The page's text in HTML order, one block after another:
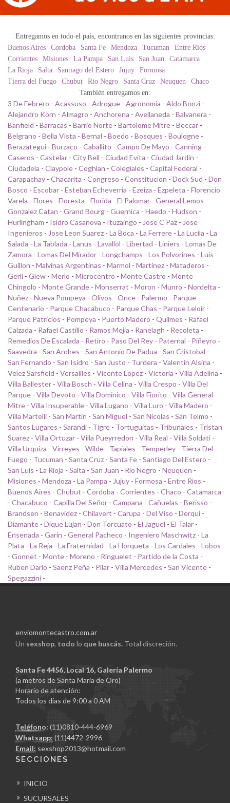
Entregamos en todo el país, encontranos en las siguientes provincias:
Buenos Aires
Cordoba Santa Fe Mendoza Tucuman
Entre Rios
Corrientes
Misiones La Pampa San Luis San Juan
Catamarca
La Rioja
Salta Santiago del Estero Jujuy
Formosa
Tierra del Fuego
Chubut Rio Negro Santa Cruz Neuquen
Chaco
También entregamos en:
3 De Febrero - Acassuso - Adrogue - Agronomia - Aldo Bonzi -
Alejandro Korn - Almagro - Anchorena - Avellaneda - Balvanera -
Banfield - Barracas - Barrio Norte - Bartolome Mitre - Beccar -
Belgrano - Bella Vista - Bernal - Boedo - Bosques - Boulogne -
Berazategui - Burzaco - Caballito - Campo De Mayo - Canning -
Caseros - Castelar - City Bell - Ciudad Evita - Ciudad Jardin -
Ciudadela - Claypole - Coghlan - Colegiales - Capital Federal -
Carapachay - Chacarita - Congreso - Constitucion - Dock Sud - Don
Bosco - Escobar - Esteban Echeverria - Ezeiza - Ezpeleta - Florencio
Varela - Flores - Floresta - Florida - El Palomar - General Lemos -
Gonzalez Catan - Grand Bourg - Guernica - Haedo - Hudson -
Hurlingham - Isidro Casanova - Ituzaingo - Jose C Paz - Jose
Ingenieros - Jose Leon Suarez - La Boca - La Ferrere - La Lucila - La
Salada - La Tablada - Lanus - Lavallol - Libertad - Liniers - Lomas De
Zamora - Lomas Del Mirador - Longchamps - Los Polvorines - Luis
Guillon - Malvinas Argentinas - Marmol - Martinez - Mataderos -
Gerli - Glew - Merlo - Microcentro - Monte Castro - Monte
Chingolo - Monte Grande - Monserrat - Moron - Munro - Nordelta -
Nuñez - Nueva Pompeya - Olivos - Once - Palermo - Parque
Centenario - Parque Chacabuco - Parque Chas - Parque Leloir -
Parque Patricios - Pompeya - Puerto Madero - Quilmes - Rafael
Calzada - Rafael Castillo - Ramos Mejia - Ranelagh - Recoleta -
Remedios De Escalada - Retiro - Paso Del Rey - Paternal - Piñeyro -
Saavedra - San Andres - San Antonio De Padua - San Cristobal -
San Fernando - San Isidro - San Justo - Turdera - Valentin Alsina -
Velez Sarsfield - Versailles - Vicente Lopez - Victoria - Villa Adelina -
Villa Ballester - Villa Bosch - Villa Celina - Villa Crespo - Villa Del
Parque - Villa Devoto - Villa Dominico - Villa Fiorito - Villa General
Mitre - Villa Insuperable - Villa Lugano - Villa Luro - Villa Madero -
Villa Martelli - San Martin - San Miguel - San Nicolas - San Telmo -
Santos Lugares - Sarandi - Tigre - Tortuguitas - Tribunales - Tristan
Suarez - Villa Ortuzar - Villa Pueyrredon - Villa Real - Villa Soldati -
Villa Urquiza - Virreyes - Wilde - Tapiales - Temperley - Tierra Del
Fuego - Tucuman - Santa Cruz - Santa Fe - Santiago Del Estero -
San Luis - La Rioja - Salta - San Juan - Rio Negro - Neuquen -
Misiones - Mendoza - La Pampa - Jujuy - Formosa - Entre Rios -
Buenos Aires - Chubut - Cordoba - Corrientes - Chaco - Catamarca
- Chacabuco - Capilla Del Señor - Campana - Cañuelas - Berisso -
Brandsen - Benavidez - Chilavert - Carupa - Del Viso - Derqui -
Diamante - Dique Lujan - Don Torcuato - El Jaguel - El Talar -
Ensenada - Garin - General Pacheco - Ingeniero Maschwitz - La
Plata - La Reja - La Fraternidad - La Horqueta - Los Cardales - Lobos
- Gonnet - Monte - Moreno - Ringuelet - Partido de la Costa -
Ruben Dario - Saenz Peña - Pilar - Villa Mercedes - San Vicente -
Spegazzini -
enviomontecastro.com.ar
Un sexshop, todo lo que buscás. Total discreción.
Santa Fe 4456, Local 16, Galería Palermo
(a metros de Santa Maria de Oro)
Horario de atención:
Todos los días de 9:00 a 0 AM
Teléfono: (11)0810-444-6969
Whatsapp: (11)4472-2996
Email: sexshop2013@hotmail.com
SECCIONES
INICIO
SUCURSALES